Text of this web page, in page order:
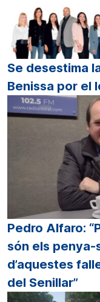
Se desestima
Benissa por el
Pedro Alfaro:
són els penya-
d’aquestes
del Senillar”